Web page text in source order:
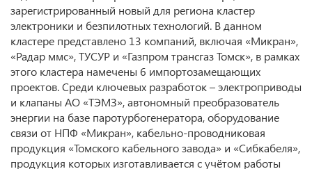
зарегистрированный новый для региона кластер
электроники и безпилотных технологий. В данном
кластере представлено 13 компаний, включая «Микран»,
«Радар ммс», ТУСУР и «Газпром трансгаз Томск», в рамках
этого кластера намечены 6 импортозамещающих
проектов. Среди ключевых разработок – электроприводы
и клапаны АО «ТЭМЗ», автономный преобразователь
энергии на базе паротурбогенератора, оборудование
связи от НПФ «Микран», кабельно-проводниковая
продукция «Томского кабельного завода» и «Сибкабеля»,
продукция которых изготавливается с учётом работы